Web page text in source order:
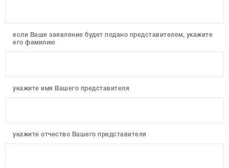
если Ваше заявление будет подано представителем, укажите
его фамилию
укажите имя Вашего представителя
укажите отчество Вашего представителя